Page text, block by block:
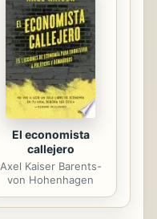
El economista
callejero
Axel Kaiser Barents-
von Hohenhagen